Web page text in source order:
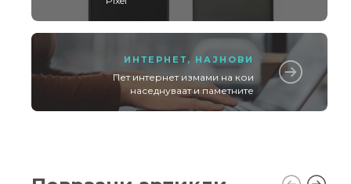
ИНТЕРНЕТ, НАЈНОВИ
Пет интернет измами на кои
наседнуваат и паметните